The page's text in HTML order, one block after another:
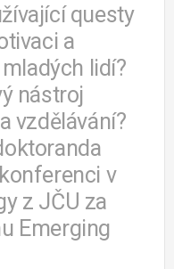
questy
a
lidí?
nástroj
vzdělávání?
v
z JČU za
Emerging